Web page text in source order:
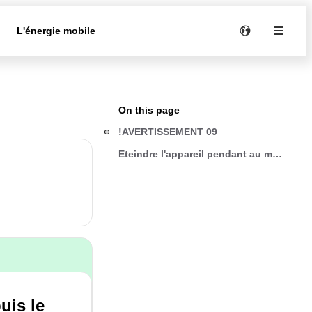
L'énergie mobile
le
On this page
!AVERTISSEMENT 09
Eteindre l'appareil pendant au moins 1